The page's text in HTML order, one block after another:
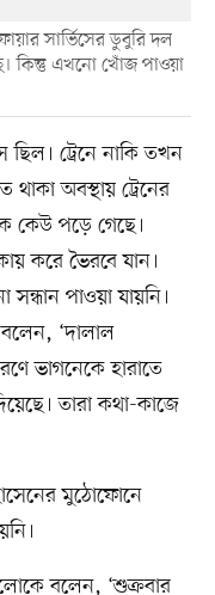
সার্ভিসের ডুবুরি দল
কিন্তু এখনো খোঁজ পাওয়া
ট্রেনে নাকি তখন
অবস্থায় ট্রেনের
কেউ পড়ে গেছে।
করে ভৈরবে যান।
পাওয়া যায়নি।
‘দালাল
ভাগনেকে হারাতে
তারা কথা-কাজে
মুঠোফোনে
বলেন, ‘শুক্রবার